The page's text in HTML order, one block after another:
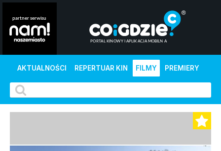
AKTUALNOŚCI REPERTUAR KIN FILMY PREMIERY